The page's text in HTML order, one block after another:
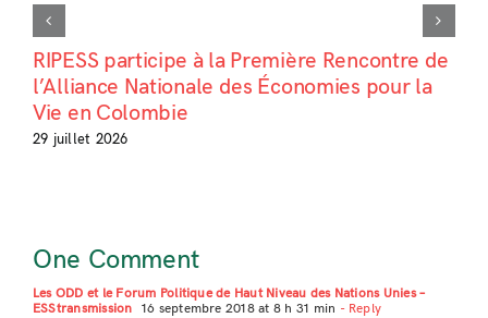
RIPESS participe à la Première Rencontre de
l’Alliance Nationale des Économies pour la
Vie en Colombie
29 juillet 2026
One Comment
Les ODD et le Forum Politique de Haut Niveau des Nations Unies –
ESStransmission 16 septembre 2018 at 8 h 31 min - Reply